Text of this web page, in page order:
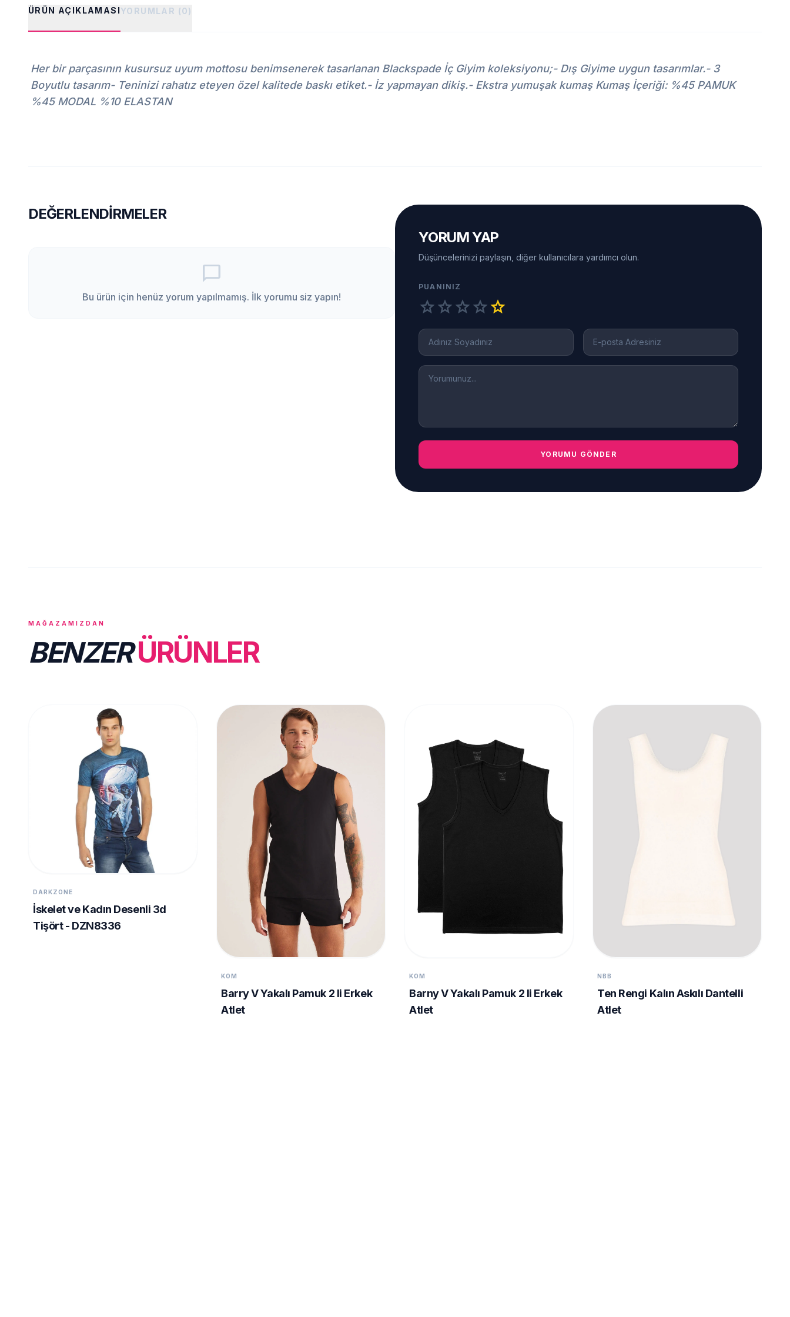
ÜRÜN AÇIKLAMASIYORUMLAR (0)
Her bir parçasının kusursuz uyum mottosu benimsenerek tasarlanan Blackspade İç Giyim koleksiyonu;- Dış Giyime uygun tasarımlar.- 3
Boyutlu tasarım- Teninizi rahatız eteyen özel kalitede baskı etiket.- İz yapmayan dikiş.- Ekstra yumuşak kumaş Kumaş İçeriği: %45 PAMUK
%45 MODAL %10 ELASTAN
DEĞERLENDIRMELER
chat_bubble_outline
Bu ürün için henüz yorum yapılmamış. İlk yorumu siz yapın!
YORUM YAP
Düşüncelerinizi paylaşın, diğer kullanıcılara yardımcı olun.
PUANINIZ
starstarstarstarstar
YORUMU GÖNDER
MAĞAZAMIZDAN
BENZERÜRÜNLER
DARKZONE
İskelet ve Kadın Desenli 3d
Tişört - DZN8336
KOM
Barry V Yakalı Pamuk 2 li Erkek
Atlet
KOM
Barny V Yakalı Pamuk 2 li Erkek
Atlet
NBB
Ten Rengi Kalın Askılı Dantelli
Atlet